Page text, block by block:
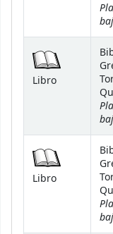
Libro
Libro